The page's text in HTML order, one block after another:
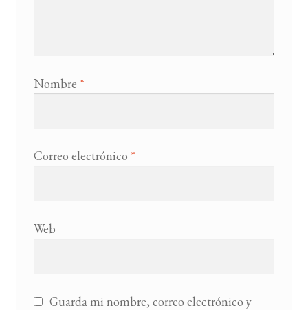
Nombre *
Correo electrónico *
Web
Guarda mi nombre, correo electrónico y